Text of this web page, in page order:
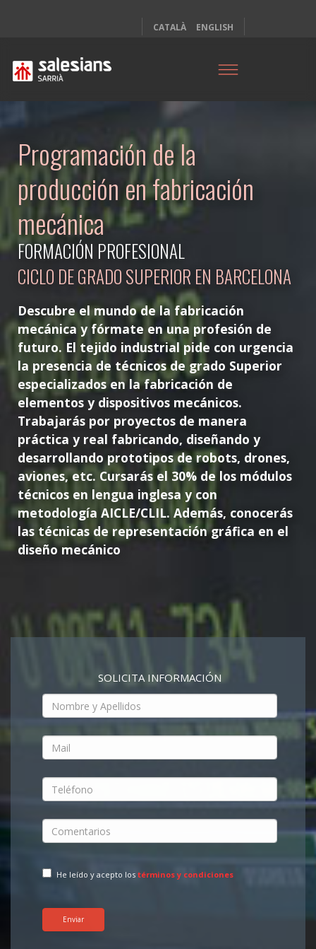
CATALÀ ENGLISH
Programación de la
producción en fabricación
mecánica
FORMACIÓN PROFESIONAL
CICLO DE GRADO SUPERIOR EN BARCELONA
Descubre el mundo de la fabricación
mecánica y fórmate en una profesión de
futuro. El tejido industrial pide con urgencia
la presencia de técnicos de grado Superior
especializados en la fabricación de
elementos y dispositivos mecánicos.
Trabajarás por proyectos de manera
práctica y real fabricando, diseñando y
desarrollando prototipos de robots, drones,
aviones, etc. Cursarás el 30% de los módulos
técnicos en lengua inglesa y con
metodología AICLE/CLIL. Además, conocerás
las técnicas de representación gráfica en el
diseño mecánico
SOLICITA INFORMACIÓN
He leído y acepto los términos y condiciones
Enviar